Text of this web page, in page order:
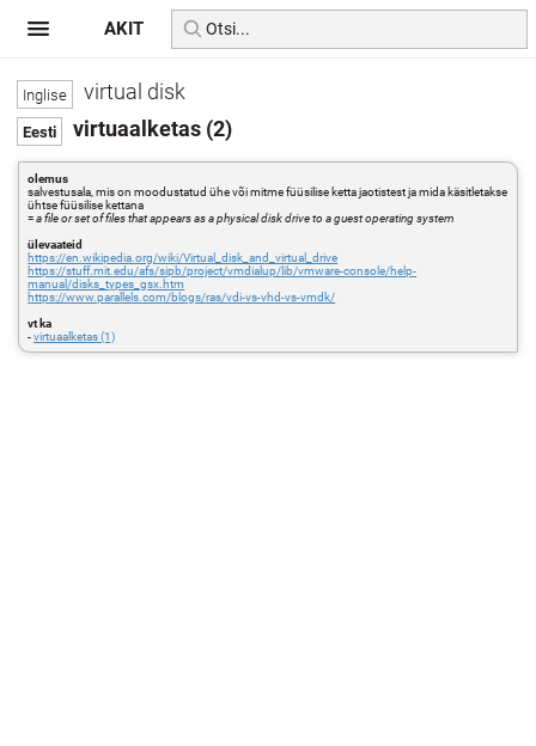
virtual disk
virtuaalketas (2)
olemus
salvestusala, mis on moodustatud ühe või mitme füüsilise ketta jaotistest ja mida käsitletakse
ühtse füüsilise kettana
=a file or set of files that appears as a physical disk drive to a guest operating system
ülevaateid
https://en.wikipedia.org/wiki/Virtual_disk_and_virtual_drive
https://stuff.mit.edu/afs/sipb/project/vmdialup/lib/vmware-console/help-
manual/disks_types_gsx.htm
https://www.parallels.com/blogs/ras/vdi-vs-vhd-vs-vmdk/
vt ka
-virtuaalketas (1)
AKIT